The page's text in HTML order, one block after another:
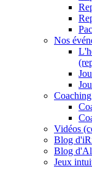
Nos
Vidéos
Blog
Blog
Jeux